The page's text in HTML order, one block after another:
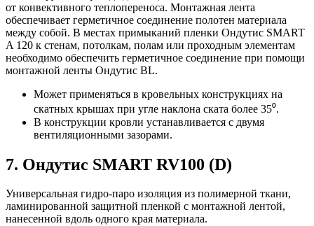
от конвективного теплопереноса. Монтажная лента
обеспечивает герметичное соединение полотен материала
между собой. В местах примыканий пленки Ондутис SMART
A 120 к стенам, потолкам, полам или проходным элементам
необходимо обеспечить герметичное соединение при помощи
монтажной ленты Ондутис BL.
Может применяться в кровельных конструкциях на
скатных крышах при угле наклона ската более 35⁰.
В конструкции кровли устанавливается с двумя
вентиляционными зазорами.
7. Ондутис SMART RV100 (D)
Универсальная гидро-паро изоляция из полимерной ткани,
ламинированной защитной пленкой с монтажной лентой,
нанесенной вдоль одного края материала.